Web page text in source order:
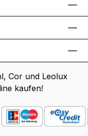
Cor und Leolux
kaufen!